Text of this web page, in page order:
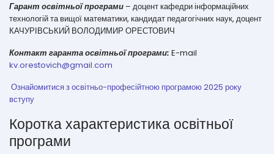
Гарант освітньої програми – доцент кафедри інформаційних
технологій та вищої математики, кандидат педагогічних наук, доцент
КАЧУРІВСЬКИЙ ВОЛОДИМИР ОРЕСТОВИЧ
Контакт гаранта освітньої програми: E-mail
kv.orestovich@gmail.com
Ознайомитися з освітньо-професійтною програмою 2025 року
вступу
Коротка характеристика освітньої
програми